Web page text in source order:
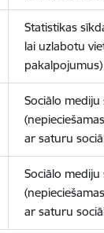
Statistikas
lai uzlabotu
pakalpojumus)
Sociālo
ar saturu
Sociālo
ar saturu